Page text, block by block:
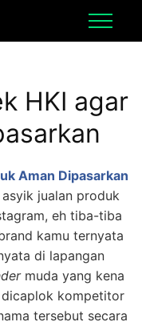
HKI agar
Aman Dipasarkan
jualan produk
eh tiba-tiba
kamu ternyata
di lapangan
muda yang kena
dicaplok kompetitor
tersebut secara